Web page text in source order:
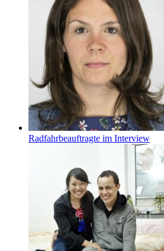
Radfahrbeauftragte im Interview